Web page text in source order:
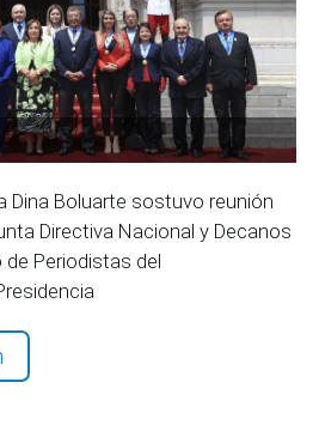
Dina Boluarte sostuvo reunión
Directiva Nacional y Decanos
de Periodistas del